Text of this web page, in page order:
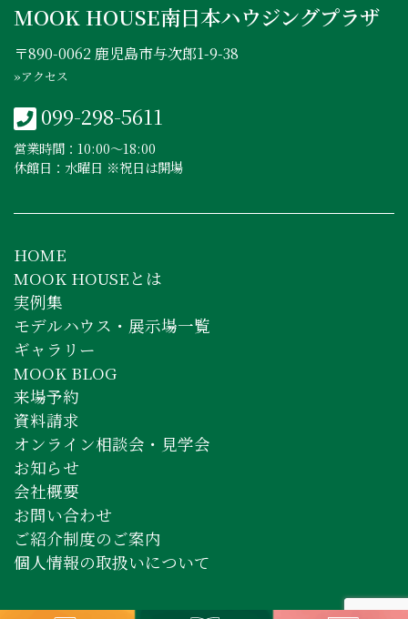
MOOK HOUSE南日本ハウジングプラザ
〒890-0062 鹿児島市与次郎1-9-38
»アクセス
099-298-5611
営業時間：10:00〜18:00
休館日：水曜日 ※祝日は開場
HOME
MOOK HOUSEとは
実例集
モデルハウス・展示場一覧
ギャラリー
MOOK BLOG
来場予約
資料請求
オンライン相談会・見学会
お知らせ
会社概要
お問い合わせ
ご紹介制度のご案内
個人情報の取扱いについて